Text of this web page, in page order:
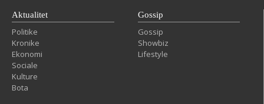
Aktualitet
Politike
Kronike
Ekonomi
Sociale
Kulture
Bota
Gossip
Gossip
Showbiz
Lifestyle